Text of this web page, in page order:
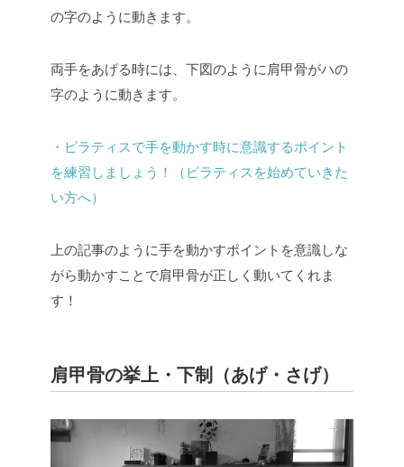
の字のように動きます。
両手をあげる時には、下図のように肩甲骨がハの
字のように動きます。
・ピラティスで手を動かす時に意識するポイント
を練習しましょう！（ピラティスを始めていきた
い方へ）
上の記事のように手を動かすポイントを意識しな
がら動かすことで肩甲骨が正しく動いてくれま
す！
肩甲骨の挙上・下制（あげ・さげ）